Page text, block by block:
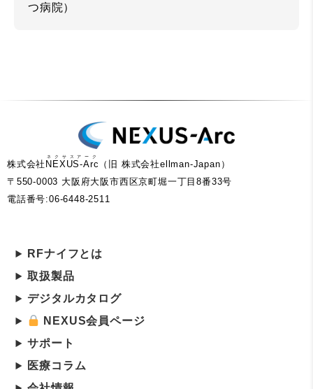
つ病院）
株式会社 NEXUS-Arc
ネクサスアーク
（旧 株式会社ellman-Japan）
〒550-0003 大阪府大阪市西区京町堀一丁目8番33号
電話番号:06-6448-2511
RFナイフとは
取扱製品
デジタルカタログ
NEXUS会員ページ
サポート
医療コラム